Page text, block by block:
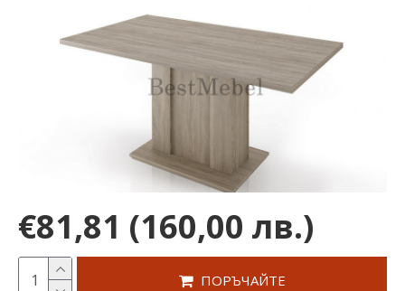
€81,81 (160,00 лв.)
ПОРЪЧАЙТЕ